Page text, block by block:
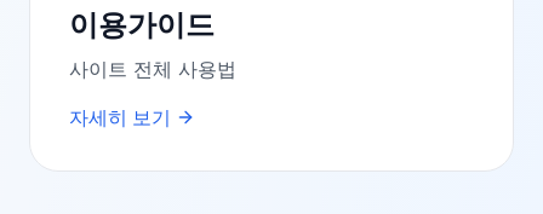
이용가이드
사이트 전체 사용법
자세히 보기